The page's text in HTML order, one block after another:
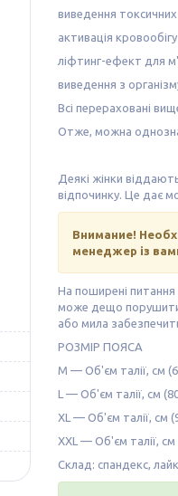
виведення
активація
ліфтинг-ефект для
виведення з
Всі перераховані
Отже, можна
Деякі жінки
відпочинку. Це дає
Внимание!
менеджер із
На поширені
може дещо порушити
або мила
РОЗМІР ПОЯСА
М — Об'єм талії, см
L — Об'єм талії, см
XL — Об'єм талії, см
XXL — Об'єм талії,
Склад: спандекс,